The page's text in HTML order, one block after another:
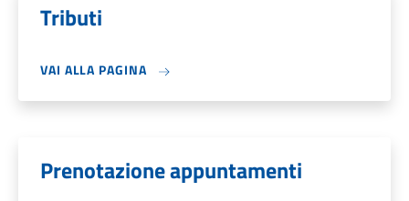
Tributi
VAI ALLA PAGINA
Prenotazione appuntamenti